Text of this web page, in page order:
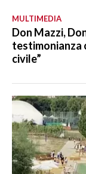
MULTIMEDIA
Don Mazzi,
testimonianza
civile”